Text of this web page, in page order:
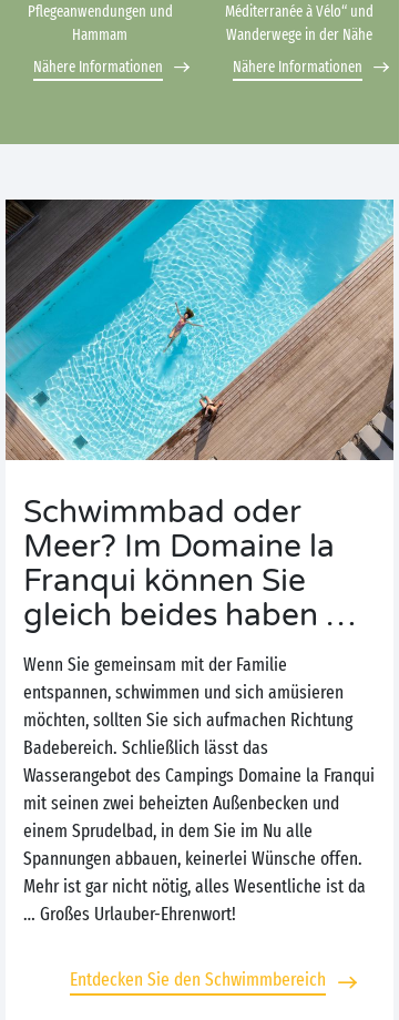
Pflegeanwendungen und
Hammam
Nähere Informationen
Méditerranée à Vélo“ und
Wanderwege in der Nähe
Nähere Informationen
Schwimmbad oder
Meer? Im Domaine la
Franqui können Sie
gleich beides haben …
Wenn Sie gemeinsam mit der Familie
entspannen, schwimmen und sich amüsieren
möchten, sollten Sie sich aufmachen Richtung
Badebereich. Schließlich lässt das
Wasserangebot des Campings Domaine la Franqui
mit seinen zwei beheizten Außenbecken und
einem Sprudelbad, in dem Sie im Nu alle
Spannungen abbauen, keinerlei Wünsche offen.
Mehr ist gar nicht nötig, alles Wesentliche ist da
… Großes Urlauber-Ehrenwort!
Entdecken Sie den Schwimmbereich